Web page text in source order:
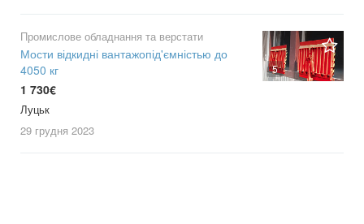
5
Промислове обладнання та верстати
Мости відкидні вантажопід'ємністью до
4050 кг
1 730€
Луцьк
29 грудня 2023